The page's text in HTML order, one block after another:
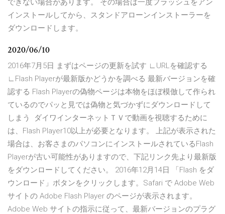
できない場合があります。 その場合は一度フラッシュをアン
インストールしてから、スタンドアローンインストーラーを
ダウンロードします。
2020/06/10
2016年7月5日 まずはページの更新を試す ∟URLを確認する
∟Flash Playerが最新版かどうかを調べる 最新バージョンを確
認する Flash Playerの偽物ページは本物をほぼ模倣して作られ
ているのでパッと見では偽物と気づかずにダウンロードして
しまう ダイワインターネットＴＶで動画を視聴するために
は、Flash Player10以上が必要となります。 上記が表示された
場合は、お客さまのパソコンにインストールされているFlash
Playerが古い可能性がありますので、下記リンク先より最新版
をダウンロードしてください。 2016年12月14日 「Flash をダ
ウンロード」ボタンをクリックします。Safari で Adobe Web
サイトの Adobe Flash Player のページが表示されます。
Adobe Web サイトの指示に従って、最新バージョンのプラグ